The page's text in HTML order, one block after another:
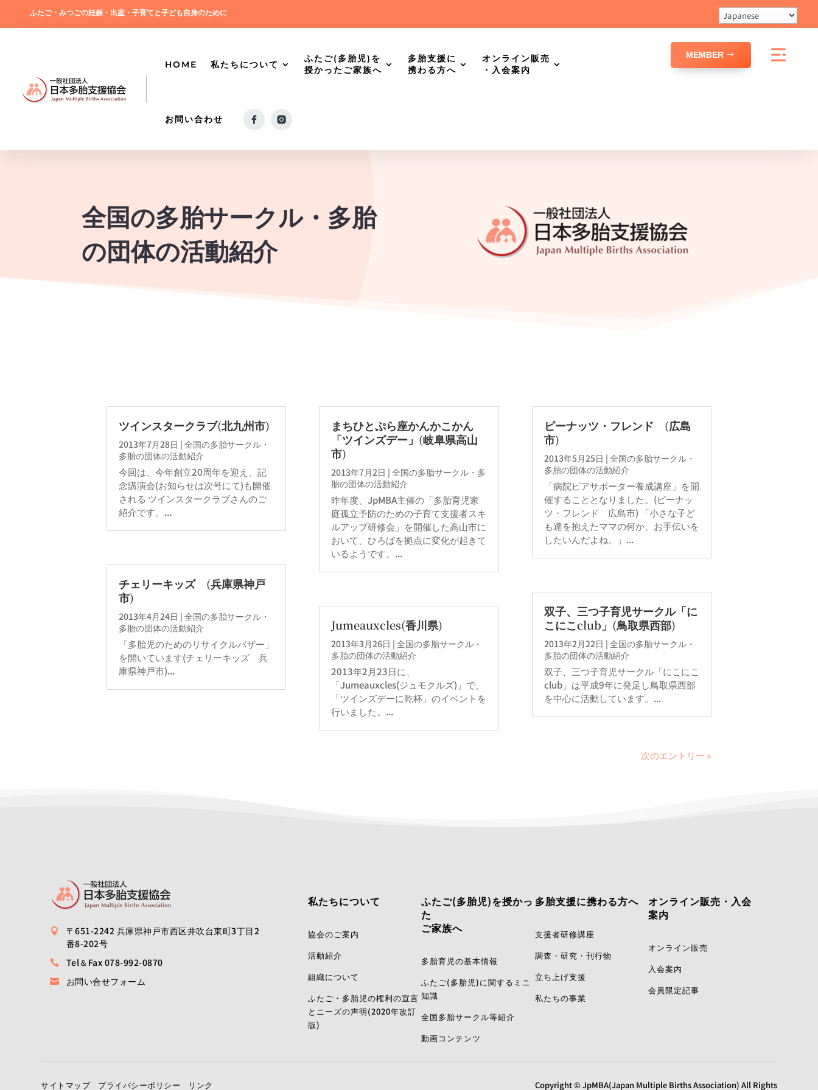
ふたご・みつごの妊娠・出産・子育てと子ども自身のために
HOME 私たちについて
ふたご(多胎児)を
授かったご家族へ
多胎支援に
携わる方へ
オンライン販売
・入会案内
お問い合わせ
MEMBER
全国の多胎サークル・多胎
の団体の活動紹介
ツインスタークラブ(北九州市)
2013年7月28日 | 全国の多胎サークル・
多胎の団体の活動紹介
今回は、今年創立20周年を迎え、記
念講演会(お知らせは次号にて)も開催
される ツインスタークラブさんのご
紹介です。...
チェリーキッズ (兵庫県神戸
市)
2013年4月24日 | 全国の多胎サークル・
多胎の団体の活動紹介
「多胎児のためのリサイクルバザー」
を開いています(チェリーキッズ 兵
庫県神戸市)...
まちひとぷら座かんかこかん
「ツインズデー」(岐阜県高山
市)
2013年7月2日 |全国の多胎サークル・多
胎の団体の活動紹介
昨年度、JpMBA主催の「多胎育児家
庭孤立予防のための子育て支援者スキ
ルアップ研修会」を開催した高山市に
おいて、ひろばを拠点に変化が起きて
いるようです。...
Jumeauxcles(香川県)
2013年3月26日 |全国の多胎サークル・
多胎の団体の活動紹介
2013年2月23日に、
「Jumeauxcles(ジュモクルズ)」で、
「ツインズデーに乾杯」のイベントを
行いました。...
ピーナッツ・フレンド (広島
市)
2013年5月25日 |全国の多胎サークル・
多胎の団体の活動紹介
「病院ピアサポーター養成講座」を開
催することとなりました。(ピーナッ
ツ・フレンド 広島市) 「小さな子ど
も達を抱えたママの何か、お手伝いを
したいんだよね。」...
双子、三つ子育児サークル「に
こにこclub」(鳥取県西部)
2013年2月22日 |全国の多胎サークル・
多胎の団体の活動紹介
双子、三つ子育児サークル「にこにこ
club」は平成9年に発足し鳥取県西部
を中心に活動しています。...
次のエントリー »

〒651-2242 兵庫県神戸市西区井吹台東町3丁目2
番8-202号
 Tel＆Fax 078-992-0870
 お問い合せフォーム
私たちについて
協会のご案内
活動紹介
組織について
ふたご・多胎児の権利の宣言
とニーズの声明(2020年改訂
版)
ふたご(多胎児)を授かっ
た
ご家族へ
多胎育児の基本情報
ふたご(多胎児)に関するミニ
知識
全国多胎サークル等紹介
動画コンテンツ
多胎支援に携わる方へ
支援者研修講座
調査・研究・刊行物
立ち上げ支援
私たちの事業
オンライン販売・入会
案内
オンライン販売
入会案内
会員限定記事
サイトマップ プライバシーポリシー リンク Copyright © JpMBA(Japan Multiple Births Association) All Rights